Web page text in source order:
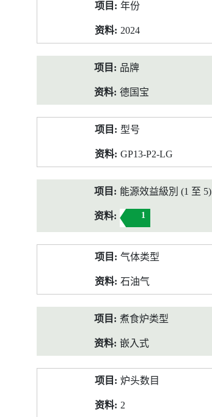
年份
2024
品牌
德国宝
型号
GP13-P2-LG
能源效益級別 (1 至 5)
1
气体类型
石油气
煮食炉类型
嵌入式
炉头数目
2